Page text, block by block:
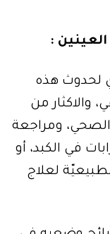
:
لحدوث هذه
والاكثار من
الصحي، ومراجعة
في الكبد، أو
لعلاج